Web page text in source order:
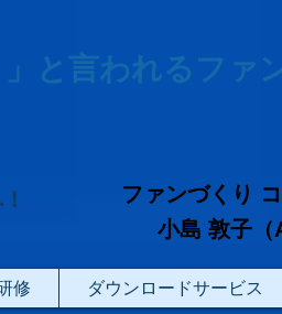
と言われるファ
ファンづくり
小島 敦子（
修 ダウンロードサービス